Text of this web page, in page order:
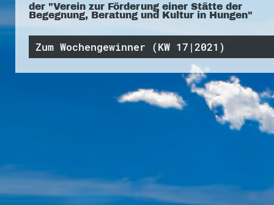
der "Verein zur Förderung einer Stätte der
Begegnung, Beratung und Kultur in Hungen"
Zum Wochengewinner (KW 17|2021)